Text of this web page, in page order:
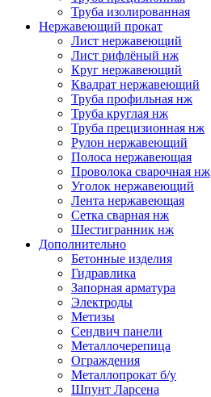
Труба изолированная
Нержавеющий прокат
Лист нержавеющий
Лист рифлёный нж
Круг нержавеющий
Квадрат нержавеющий
Труба профильная нж
Труба круглая нж
Труба прецизионная нж
Рулон нержавеющий
Полоса нержавеющая
Проволока сварочная нж
Уголок нержавеющий
Лента нержавеющая
Сетка сварная нж
Шестигранник нж
Дополнительно
Бетонные изделия
Гидравлика
Запорная арматура
Электроды
Метизы
Сендвич панели
Металлочерепица
Ограждения
Металлопрокат б/у
Шпунт Ларсена